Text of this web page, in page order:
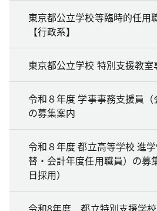
東京都公立学校等臨時的任用
【行政系】
東京都公立学校 特別支援教
令和８年度 学事事務支援員（
の募集案内
令和８年度 都立高等学校 進
替・会計年度任用職員）の募
日採用）
令和8年度 都立特別支援学